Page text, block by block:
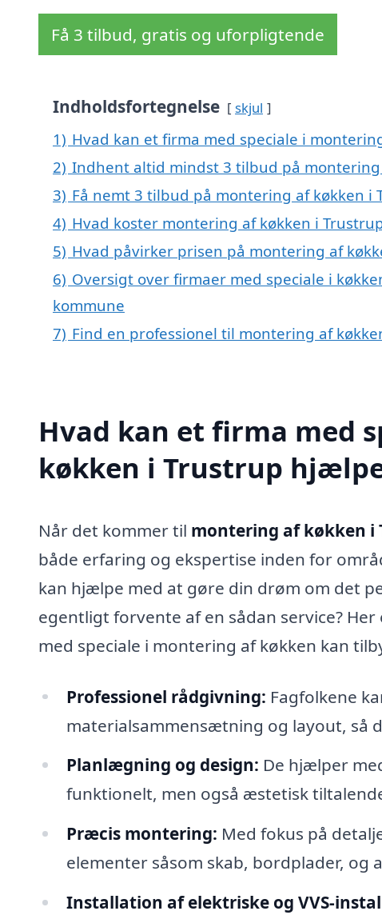
Få 3 tilbud, gratis og uforpligtende
Indholdsfortegnelse skjul
1) Hvad kan et firma med speciale i
2) Indhent altid mindst 3 tilbud på
3) Få nemt 3 tilbud på montering af køkken
4) Hvad koster montering af køkken i
5) Hvad påvirker prisen på montering af
6) Oversigt over firmaer med speciale i
kommune
7) Find en professionel til montering af
Hvad kan et firma med
køkken i Trustrup
Når det kommer til montering af køkken i
både erfaring og ekspertise inden for
kan hjælpe med at gøre din drøm om det
egentligt forvente af en sådan service?
med speciale i montering af køkken kan
Professionel rådgivning: Fagfolkene
materialsammensætning og layout, så
Planlægning og design: De hjælper
funktionelt, men også æstetisk
Præcis montering: Med fokus på
elementer såsom skab, bordplader, og
Installation af elektriske og VVS-